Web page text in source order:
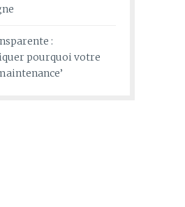
:
pourquoi votre